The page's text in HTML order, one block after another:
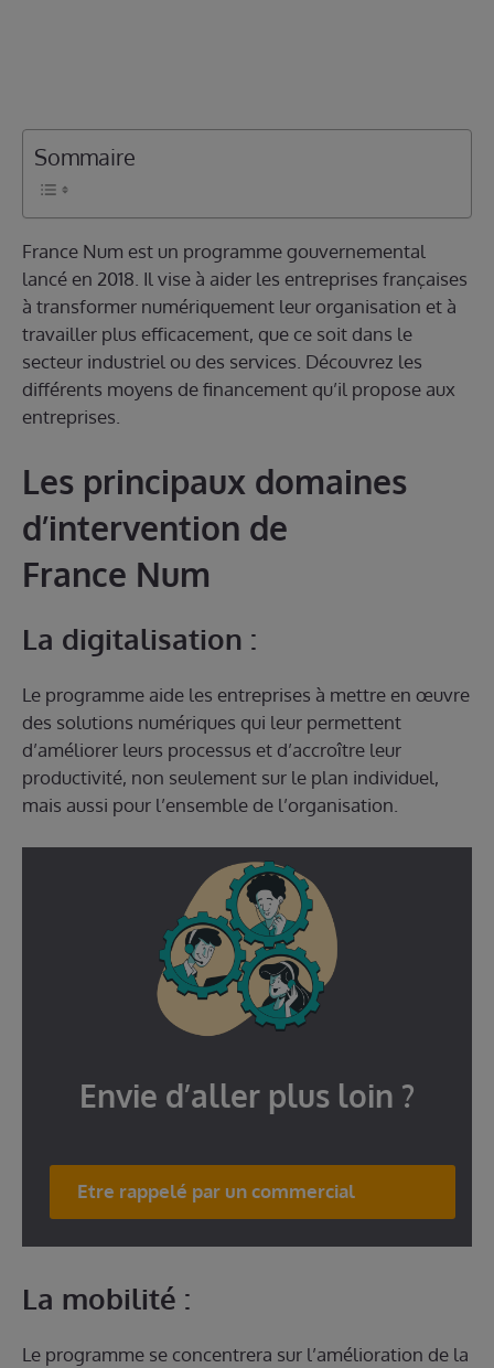
Sommaire
France Num est un programme gouvernemental
lancé en 2018. Il vise à aider les entreprises françaises
à transformer numériquement leur organisation et à
travailler plus efficacement, que ce soit dans le
secteur industriel ou des services. Découvrez les
différents moyens de financement qu’il propose aux
entreprises.
Les principaux domaines
d’intervention de
France Num
La digitalisation :
Le programme aide les entreprises à mettre en œuvre
des solutions numériques qui leur permettent
d’améliorer leurs processus et d’accroître leur
productivité, non seulement sur le plan individuel,
mais aussi pour l’ensemble de l’organisation.
Envie d’aller plus loin ?
Etre rappelé par un commercial
La mobilité :
Le programme se concentrera sur l’amélioration de la